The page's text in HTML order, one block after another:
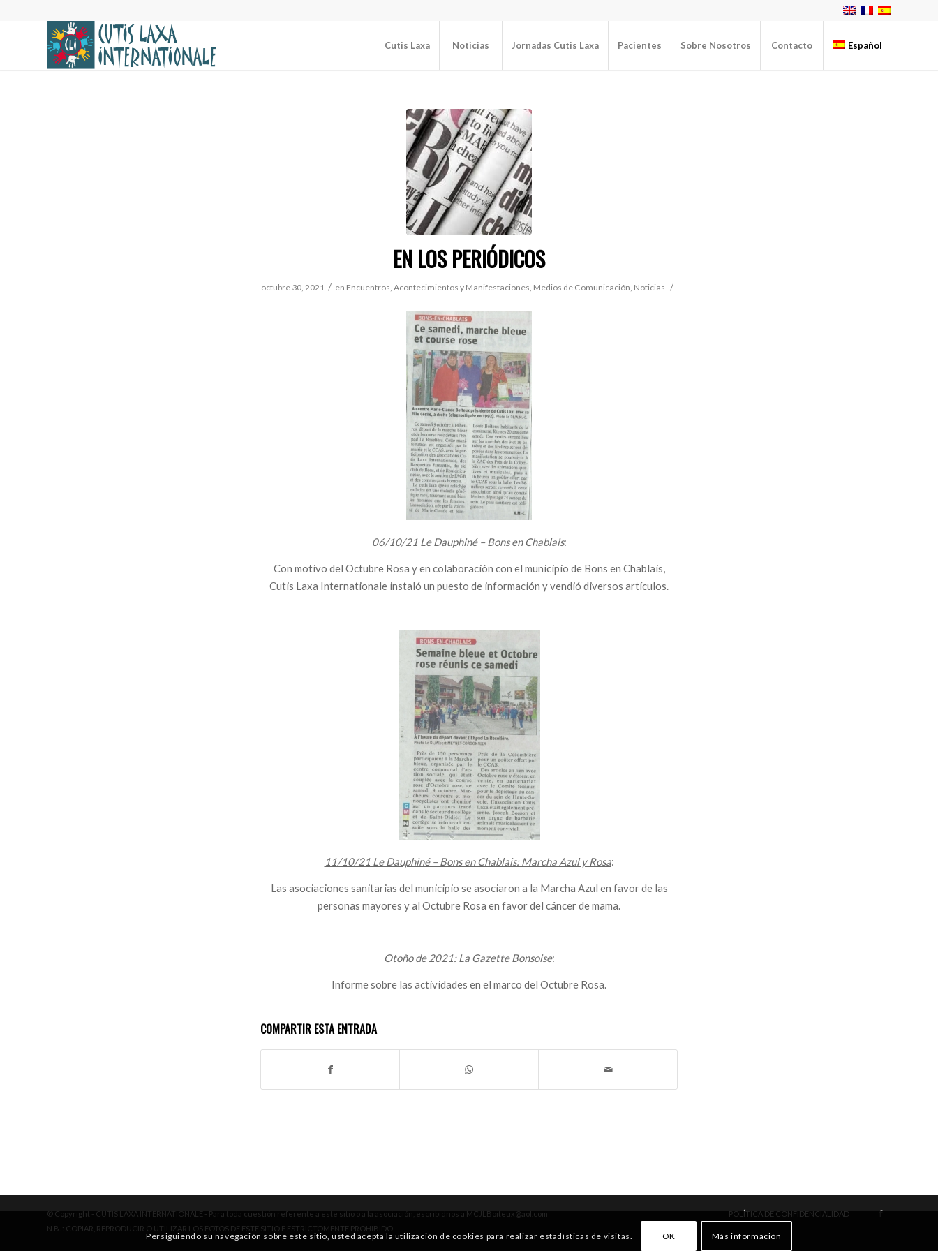
Cutis Laxa Noticias Jornadas Cutis Laxa Pacientes Sobre Nosotros Contacto Español
EN LOS PERIÓDICOS
octubre 30, 2021 / en Encuentros, Acontecimientos y Manifestaciones, Medios de Comunicación, Noticias /
06/10/21 Le Dauphiné – Bons en Chablais:
Con motivo del Octubre Rosa y en colaboración con el municipio de Bons en Chablais,
Cutis Laxa Internationale instaló un puesto de información y vendió diversos artículos.
11/10/21 Le Dauphiné – Bons en Chablais: Marcha Azul y Rosa:
Las asociaciones sanitarias del municipio se asociaron a la Marcha Azul en favor de las
personas mayores y al Octubre Rosa en favor del cáncer de mama.
Otoño de 2021: La Gazette Bonsoise:
Informe sobre las actividades en el marco del Octubre Rosa.
COMPARTIR ESTA ENTRADA
© Copyright - CUTIS LAXA INTERNATIONALE - Para toda cuestión referente a este sitio o a la asociación, escribidnos a MCJLBoiteux@aol.com
N.B. : COPIAR, REPRODUCIR O UTILIZAR LOS FOTOS DE ESTE SITIO E ESTRICTOMENTE PROHIBIDO
POLÍTICA DE CONFIDENCIALIDAD
Persiguiendo su navegación sobre este sitio, usted acepta la utilización de cookies para realizar estadísticas de visitas. OK Más información